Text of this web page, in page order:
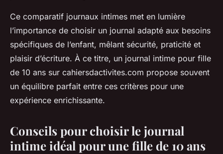
Ce comparatif journaux intimes met en lumière
l’importance de choisir un journal adapté aux besoins
spécifiques de l’enfant, mêlant sécurité, praticité et
plaisir d’écriture. À ce titre, un journal intime pour fille
de 10 ans sur cahiersdactivites.com propose souvent
un équilibre parfait entre ces critères pour une
expérience enrichissante.
Conseils pour choisir le journal
intime idéal pour une fille de 10 ans